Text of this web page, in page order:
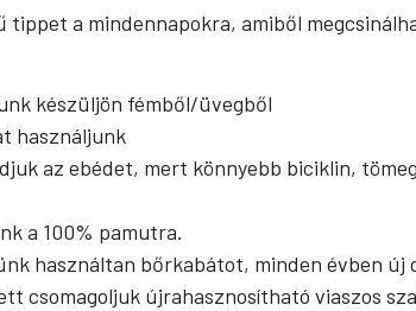
tippet a mindennapokra, amiből
készüljön fémből/üvegből
használjunk
az ebédet, mert könnyebb biciklin,
a 100% pamutra.
használtan bőrkabátot, minden évben
csomagoljuk újrahasznosítható viaszos